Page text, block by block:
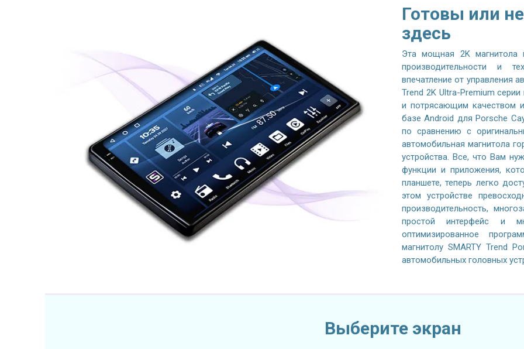
Готовы или
здесь
Эта мощная 2K
производительности и
впечатление от управления
Trend 2K Ultra-Premium
и потрясающим качеством
базе Android для Porsche
по сравнению с
автомобильная магнитола
устройства. Все, что Вам
функции и приложения,
планшете, теперь легко
этом устройстве
производительность,
простой интерфейс и
оптимизированное
магнитолу SMARTY Trend
автомобильных головных
Выберите экран